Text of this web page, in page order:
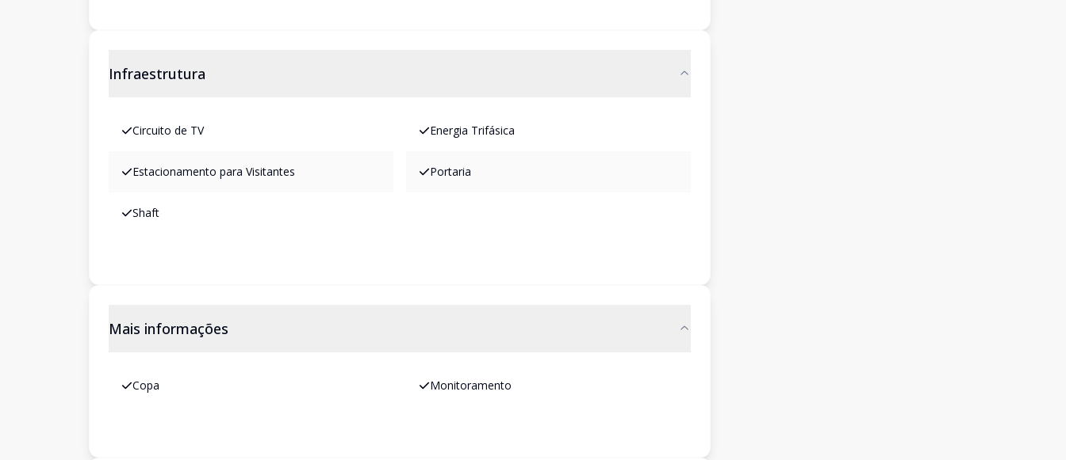
Infraestrutura
Circuito de TV Energia Trifásica
Estacionamento para Visitantes Portaria
Shaft
Mais informações
Copa Monitoramento